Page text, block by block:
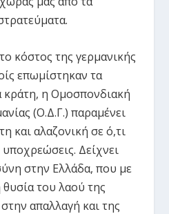
κόστος της γερμανικής
επωμίστηκαν τα
η Ομοσπονδιακή
(Ο.Δ.Γ.) παραμένει
και αλαζονική σε ό,τι
Δείχνει
στην Ελλάδα, που με
του λαού της
απαλλαγή και της